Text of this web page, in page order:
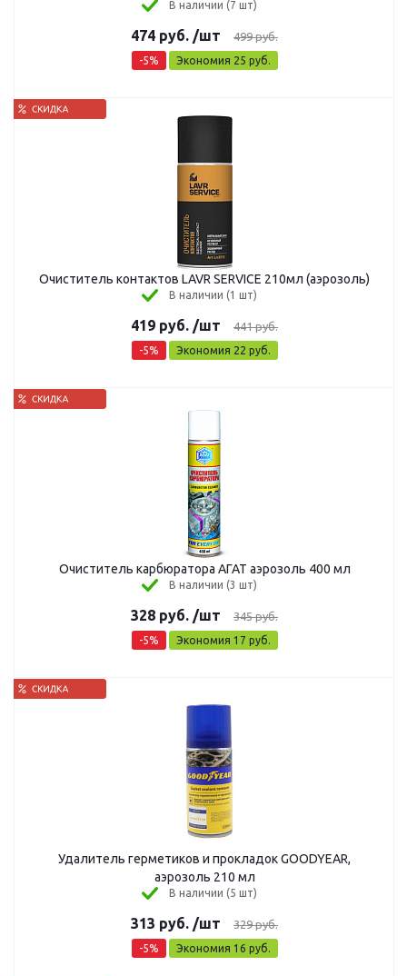
В наличии (7 шт)
474 руб. /шт 499руб.
-5% Экономия 25 руб.
Очиститель контактов LAVR SERVICE 210мл (аэрозоль)
В наличии (1 шт)
419 руб. /шт 441руб.
-5% Экономия 22 руб.
Очиститель карбюратора АГАТ аэрозоль 400 мл
В наличии (3 шт)
328 руб. /шт 345руб.
-5% Экономия 17 руб.
Удалитель герметиков и прокладок GOODYEAR,
аэрозоль 210 мл
В наличии (5 шт)
313 руб. /шт 329руб.
-5% Экономия 16 руб.